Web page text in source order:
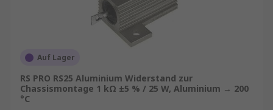
Auf Lager
RS PRO RS25 Aluminium Widerstand zur
Chassismontage 1 kΩ ±5 % / 25 W, Aluminium → 200
°C